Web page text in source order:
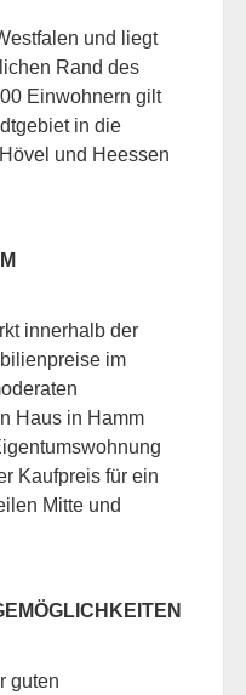
und liegt
Rand des
Einwohnern gilt
in die
und Heessen
innerhalb der
im
Haus in Hamm
Kaufpreis für ein
Mitte und
guten